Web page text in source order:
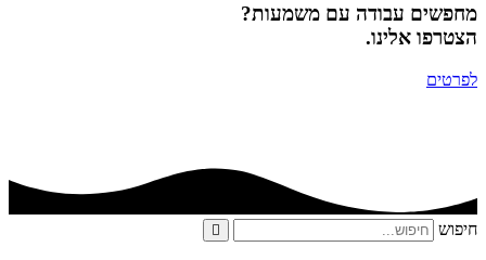
מחפשים עבודה עם משמעות?
הצטרפו אלינו.
לפרטים
חיפוש